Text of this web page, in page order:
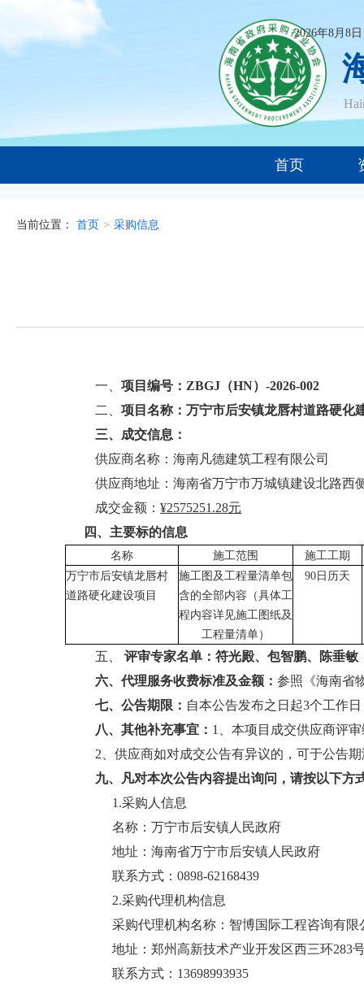
2026年8月8
首页
当前位置： 首页 > 采购信息
一、项目编号： ZBGJ（HN）-2026-002
二、项目名称：万宁市后安镇龙唇村道路硬化
三、成交信息：
供应商名称：海南凡德建筑工程有限公司
供应商地址：海南省万宁市万城镇建设北路西
成交金额：¥2575251.28元
四、主要标的信息
名称 施工范围
施工工期
万宁市后安镇龙唇村
道路硬化建设项目
施工图及工程量清单包
含的全部内容（具体工
程内容详见施工图纸及
工程量清单）
90 日历天
五、 评审专家名单： 符光殿、包智鹏、陈垂敏
六、代理服务收费标准及金额：参照《海南省
七、公告期限： 自本公告发布之日起3个工作日
八、其他补充事宜： 1、本项目成交供应商评
2、供应商如对成交公告有异议的，可于公告
九、凡对本次公告内容提出询问，请按以下方
1.采购人信息
名称：万宁市后安镇人民政府
地址：海南省万宁市
联系方式：0898-62168439
2.采购代理机构信息
采购代理机构名称：智博国际工程咨询有限
地址： 郑州高新技术产业开发区西三环283
联系方式：13698993935